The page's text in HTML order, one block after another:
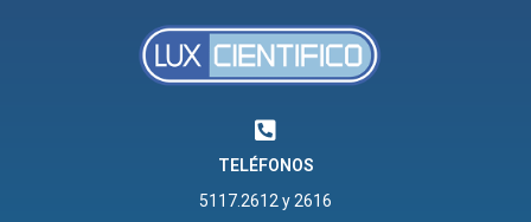
TELÉFONOS
5117.2612 y 2616